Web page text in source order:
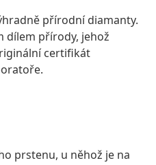
přírodní diamanty.
dílem přírody, jehož
certifikát
prstenu, u něhož je na